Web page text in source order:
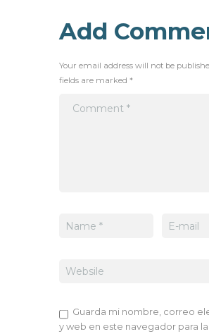
Add
Your email address will not be
fields are marked *
Guarda mi nombre, correo
y web en este navegador para